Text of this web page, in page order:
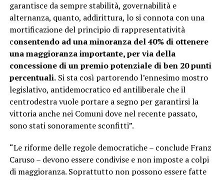
garantisce da sempre stabilità, governabilità e
alternanza, quanto, addirittura, lo si connota con una
mortificazione del principio di rappresentatività
consentendo ad una minoranza del 40% di ottenere
una maggioranza importante, per via della
concessione di un premio potenziale di ben 20 punti
percentuali.Si sta così partorendo l’ennesimo mostro
legislativo, antidemocratico ed antiliberale che il
centrodestra vuole portare a segno per garantirsi la
vittoria anche nei Comuni dove nel recente passato,
sono stati sonoramente sconfitti”.
“Le riforme delle regole democratiche – conclude Franz
Caruso – devono essere condivise e non imposte a colpi
di maggioranza. Soprattutto non possono essere fatte